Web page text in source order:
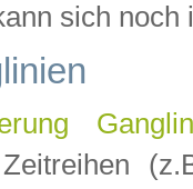
sich noch